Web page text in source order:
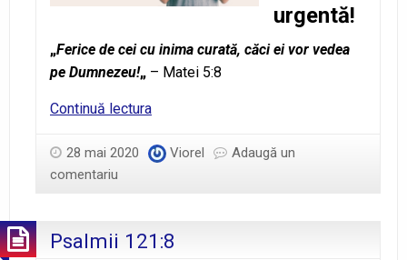
urgentă!
„Ferice de cei cu inima curată, căci ei vor vedea
pe Dumnezeu!„ – Matei 5:8
Continuă lecturaZiua
–
28 mai 2020 Viorel
Adaugă un
comentariu
Psalmii 121:8